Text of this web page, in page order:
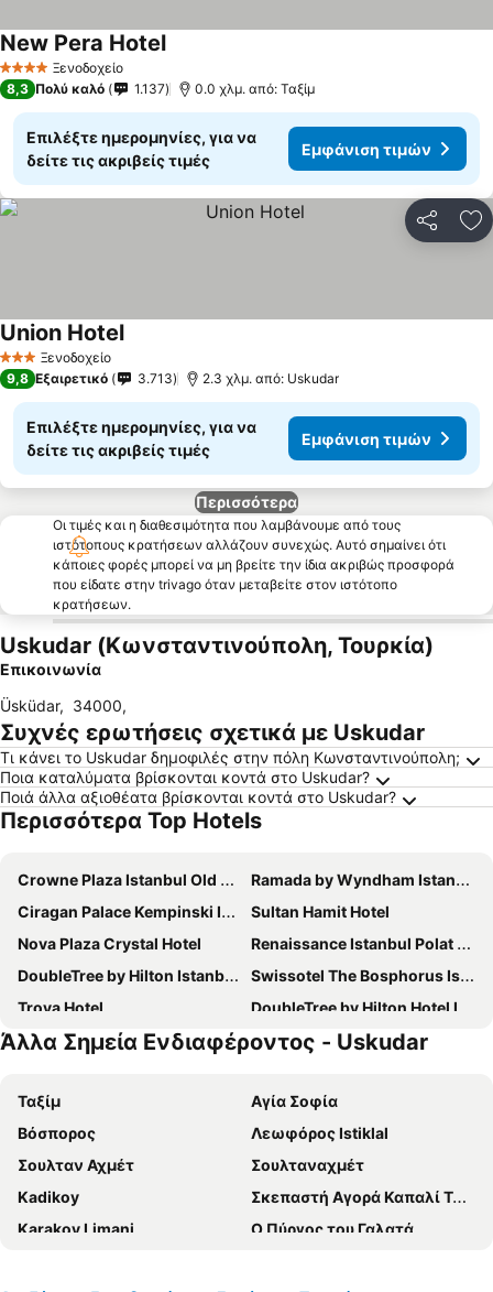
4 ΑστέριαΞενοδοχείο
New Pera HotelΕμφάνιση τιμών
8,3 Πολύ καλό 1.137 0.0 χλμ. από: Ταξίμ
Επιλέξτε ημερομηνίες, για να
δείτε τις ακριβείς τιμές
Εμφάνιση τιμών
3 ΑστέριαΞενοδοχείο
Union HotelΕμφάνιση τιμών
9,8 Εξαιρετικό 3.713 2.3 χλμ. από: Uskudar
Επιλέξτε ημερομηνίες, για να
δείτε τις ακριβείς τιμές
Εμφάνιση τιμών
Περισσότερα
Οι τιμές και η διαθεσιμότητα που λαμβάνουμε από τους
ιστότοπους κρατήσεων αλλάζουν συνεχώς. Αυτό σημαίνει ότι
κάποιες φορές μπορεί να μη βρείτε την ίδια ακριβώς προσφορά
που είδατε στην trivago όταν μεταβείτε στον ιστότοπο
κρατήσεων.
Uskudar (Κωνσταντινούπολη, Τουρκία)
Επικοινωνία
Üsküdar, 34000,
Συχνές ερωτήσεις σχετικά με Uskudar
Τι κάνει το Uskudar δημοφιλές στην πόλη Κωνσταντινούπολη;
Ποια καταλύματα βρίσκονται κοντά στο Uskudar?
Ποιά άλλα αξιοθέατα βρίσκονται κοντά στο Uskudar?
Περισσότερα Top Hotels
Crowne Plaza Istanbul Old City
Ramada by Wyndham Istanbul Pera
Ciragan Palace Kempinski Istanbul
Sultan Hamit Hotel
Nova Plaza Crystal Hotel
Renaissance Istanbul Polat Bosphorus Hotel
DoubleTree by Hilton Istanbul Topkapi
Swissotel The Bosphorus Istanbul
Troya Hotel
DoubleTree by Hilton Hotel Istanbul - Piyalepasa
Crowne Plaza Istanbul - Oryapark By Ihg
Residence Inn By Marriott Istanbul Atasehir
CVK Park Bosphorus Hotel Istanbul
Titanic City Taksim
The Marmara Pera
Hilton Garden Inn Istanbul Ataturk Airport
Peak Star Otel
Elite World Istanbul Taksim
Orka Royal Hotel & Spa
Legacy Ottoman Hotel
Cihangir Hotel Bosphorus
Pera Palace Hotel
Άλλα Σημεία Ενδιαφέροντος - Uskudar
Ταξίμ
Αγία Σοφία
Βόσπορος
Λεωφόρος Istiklal
Σουλταν Αχμέτ
Σουλταναχμέτ
Kadikoy
Σκεπαστή Αγορά Καπαλί Τσαρσί
Karakoy Limani
Ο Πύργος του Γαλατά